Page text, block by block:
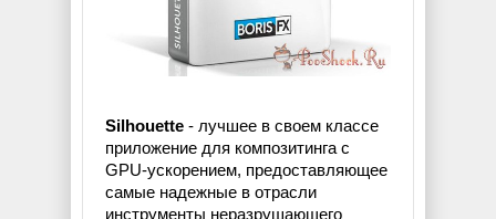
Silhouette - лучшее в своем классе
приложение для композитинга с
GPU-ускорением, предоставляющее
самые надежные в отрасли
инструменты неразрушающего